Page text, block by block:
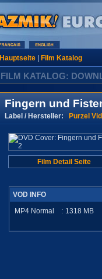
Hauptseite| Film Katalog
FILM KATALOG:
Fingern und
Label / Hersteller: Purzel
Film Detail Seite
VOD INFO
MP4 Normal
: 1318 MB